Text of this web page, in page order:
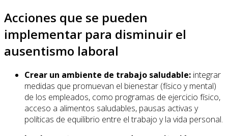
Acciones que se pueden
implementar para disminuir el
ausentismo laboral
Crear un ambiente de trabajo saludable: integrar
medidas que promuevan el bienestar (físico y mental)
de los empleados, como programas de ejercicio físico,
acceso a alimentos saludables, pausas activas y
políticas de equilibrio entre el trabajo y la vida personal.